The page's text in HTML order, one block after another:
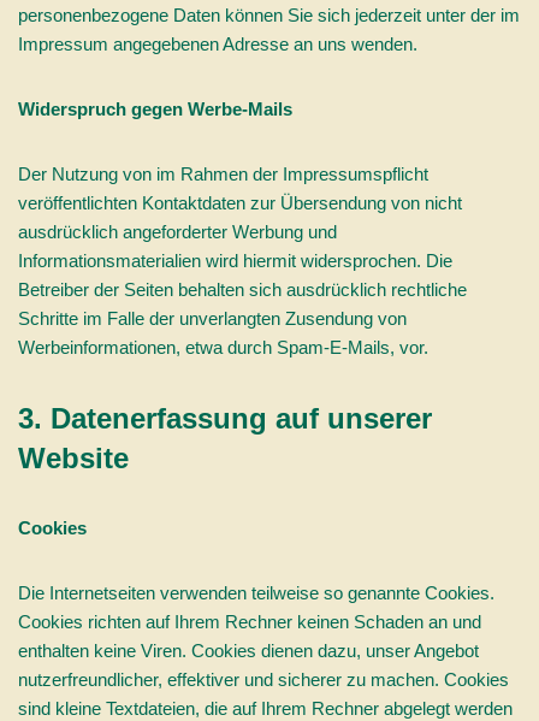
personenbezogene Daten können Sie sich jederzeit unter der im
Impressum angegebenen Adresse an uns wenden.
Widerspruch gegen Werbe-Mails
Der Nutzung von im Rahmen der Impressumspflicht
veröffentlichten Kontaktdaten zur Übersendung von nicht
ausdrücklich angeforderter Werbung und
Informationsmaterialien wird hiermit widersprochen. Die
Betreiber der Seiten behalten sich ausdrücklich rechtliche
Schritte im Falle der unverlangten Zusendung von
Werbeinformationen, etwa durch Spam-E-Mails, vor.
3. Datenerfassung auf unserer
Website
Cookies
Die Internetseiten verwenden teilweise so genannte Cookies.
Cookies richten auf Ihrem Rechner keinen Schaden an und
enthalten keine Viren. Cookies dienen dazu, unser Angebot
nutzerfreundlicher, effektiver und sicherer zu machen. Cookies
sind kleine Textdateien, die auf Ihrem Rechner abgelegt werden